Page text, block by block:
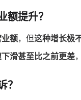
额提升？
额，但这种增长极
滑甚至比之前更差
？